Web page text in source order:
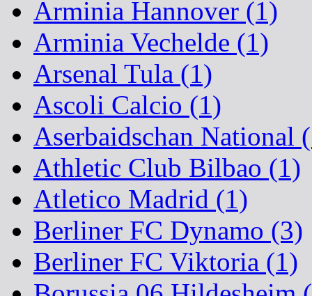
Arminia Hannover (1)
Arminia Vechelde (1)
Arsenal Tula (1)
Ascoli Calcio (1)
Aserbaidschan National
Athletic Club Bilbao (1)
Atletico Madrid (1)
Berliner FC Dynamo (3)
Berliner FC Viktoria (1)